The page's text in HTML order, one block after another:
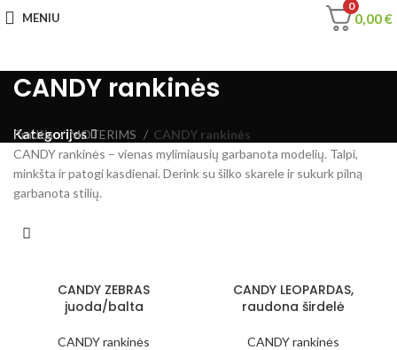
MENIU
0
0,00€
CANDY rankinės
Kategorijos
Pradžia MOTERIMS
CANDY rankinės
CANDY rankinės – vienas mylimiausių garbanota modelių. Talpi,
minkšta ir patogi kasdienai. Derink su šilko skarele ir sukurk pilną
garbanota stilių.
CANDY ZEBRAS
juoda/balta
CANDY rankinės
CANDY LEOPARDAS,
raudona širdelė
CANDY rankinės